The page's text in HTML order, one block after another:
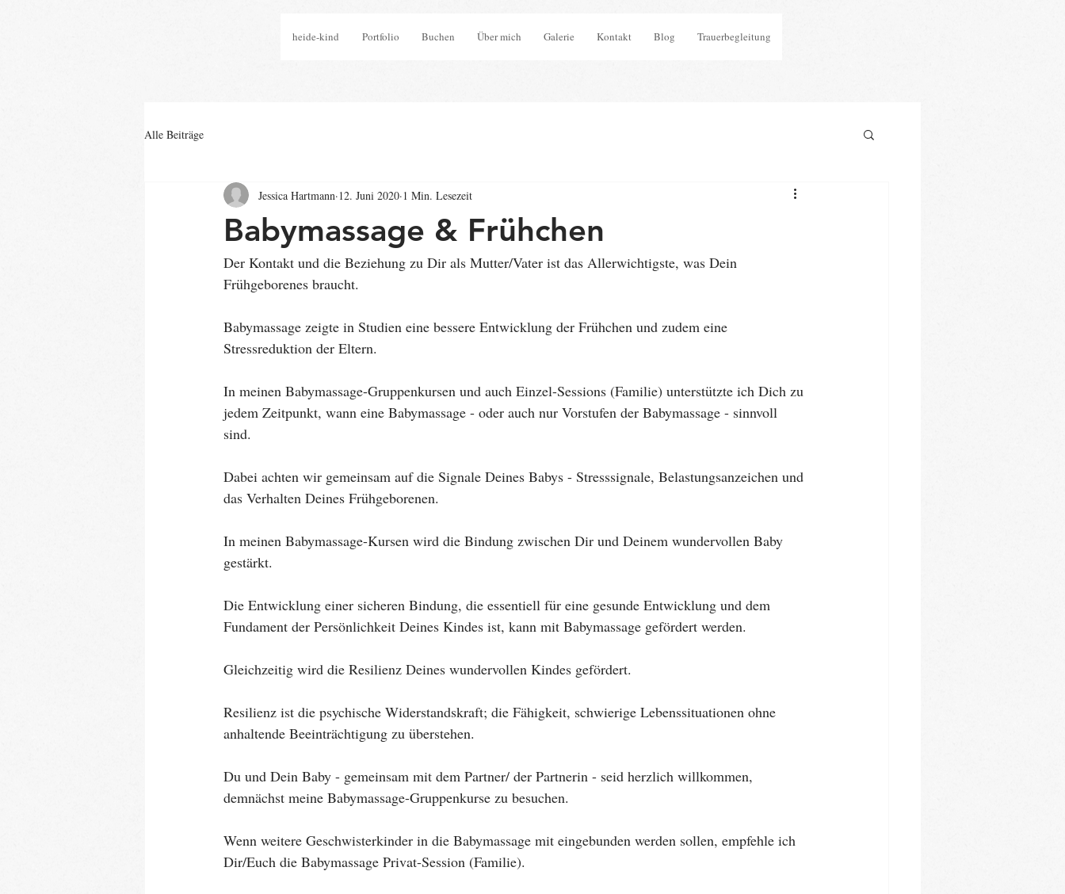
heide-kind Portfolio Buchen Über mich Galerie Kontakt Blog Trauerbegleitung
Alle Beiträge
Babymassage & Frühchen
Jessica Hartmann 12. Juni 2020 1 Min. Lesezeit
Der Kontakt und die Beziehung zu Dir als Mutter/Vater ist das Allerwichtigste, was Dein
Frühgeborenes braucht.
Babymassage zeigte in Studien eine bessere Entwicklung der Frühchen und zudem eine
Stressreduktion der Eltern.
In meinen Babymassage-Gruppenkursen und auch Einzel-Sessions (Familie) unterstützte ich Dich zu
jedem Zeitpunkt, wann eine Babymassage - oder auch nur Vorstufen der Babymassage - sinnvoll
sind.
Dabei achten wir gemeinsam auf die Signale Deines Babys - Stresssignale, Belastungsanzeichen und
das Verhalten Deines Frühgeborenen.
In meinen Babymassage-Kursen wird die Bindung zwischen Dir und Deinem wundervollen Baby
gestärkt.
Die Entwicklung einer sicheren Bindung, die essentiell für eine gesunde Entwicklung und dem
Fundament der Persönlichkeit Deines Kindes ist, kann mit Babymassage gefördert werden.
Gleichzeitig wird die Resilienz Deines wundervollen Kindes gefördert.
Resilienz ist die psychische Widerstandskraft; die Fähigkeit, schwierige Lebenssituationen ohne
anhaltende Beeinträchtigung zu überstehen.
Du und Dein Baby - gemeinsam mit dem Partner/ der Partnerin - seid herzlich willkommen,
demnächst meine Babymassage-Gruppenkurse zu besuchen.
Wenn weitere Geschwisterkinder in die Babymassage mit eingebunden werden sollen, empfehle ich
Dir/Euch die Babymassage Privat-Session (Familie).